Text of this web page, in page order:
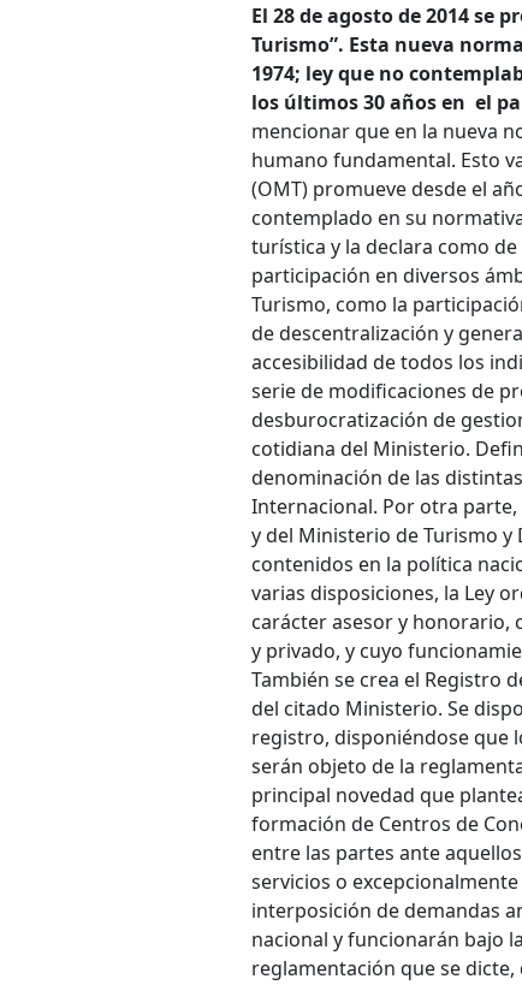
El 28 de agosto de 2014 se
Turismo”. Esta nueva
1974; ley que no
los últimos 30 años en el
mencionar que en la nueva
humano fundamental. Esto
(OMT) promueve desde el
contemplado en su
turística y la declara como
participación en diversos
Turismo, como la
de descentralización y
accesibilidad de todos los
serie de modificaciones de
desburocratización de
cotidiana del Ministerio.
denominación de las
Internacional. Por otra
y del Ministerio de Turismo
contenidos en la política
varias disposiciones, la Ley
carácter asesor y honorario,
y privado, y cuyo
También se crea el Registro
del citado Ministerio. Se
registro, disponiéndose que
serán objeto de la
principal novedad que
formación de Centros de
entre las partes ante
servicios o
interposición de demandas
nacional y funcionarán bajo
reglamentación que se